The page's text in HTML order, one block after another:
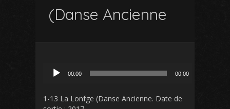
(Danse Ancienne
00:00 00:00
1-13 La Lonfge (Danse Ancienne. Date de